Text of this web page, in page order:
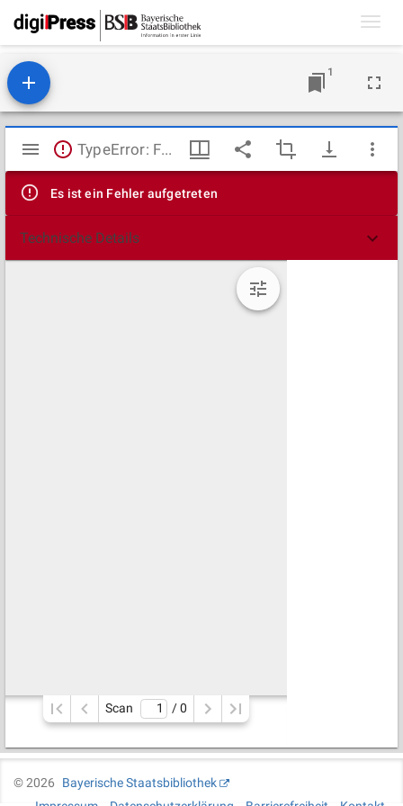
1
Mirador
Viewer
TypeError: Failed to fetch
Es ist ein Fehler aufgetreten
Technische Details
Scan / 0
©2026
Bayerische Staatsbibliothek